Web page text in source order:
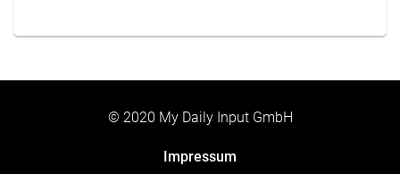
© 2020 My Daily Input GmbH
Impressum